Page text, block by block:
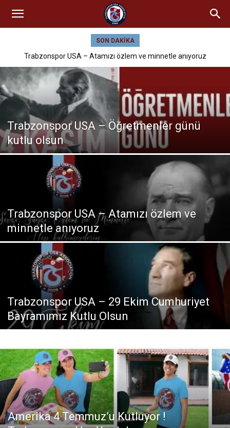
SON DAKIKA
Trabzonspor USA – Atamızı özlem ve minnetle anıyoruz
Trabzonspor USA – Öğretmenler günü
kutlu olsun
Trabzonspor USA – Atamızı özlem ve
minnetle anıyoruz
Trabzonspor USA – 29 Ekim Cumhuriyet
Bayramımız Kutlu Olsun
Amerika 4 Temmuz’u Kutluyor !